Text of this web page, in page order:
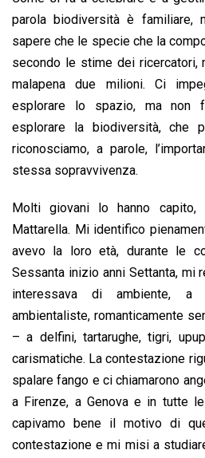
parola biodiversità è
sapere che le specie che la
secondo le stime dei ricercatori,
malapena due milioni. Ci
esplorare lo spazio, ma non
esplorare la biodiversità, che
riconosciamo, a parole,
stessa sopravvivenza.
Molti giovani lo hanno capito,
Mattarella. Mi identifico
avevo la loro età, durante le
Sessanta inizio anni Settanta, mi
interessava di ambiente, a
ambientaliste, romanticamente
– a delfini, tartarughe, tigri,
carismatiche. La contestazione
spalare fango e ci chiamarono
a Firenze, a Genova e in tutte
capivamo bene il motivo di
contestazione e mi misi a